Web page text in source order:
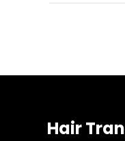
Hair